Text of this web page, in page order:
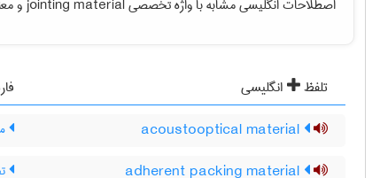
اصطلاحات انگلیسی مشابه با واژه تخصصیjointing material و
تلفظ انگلیسی